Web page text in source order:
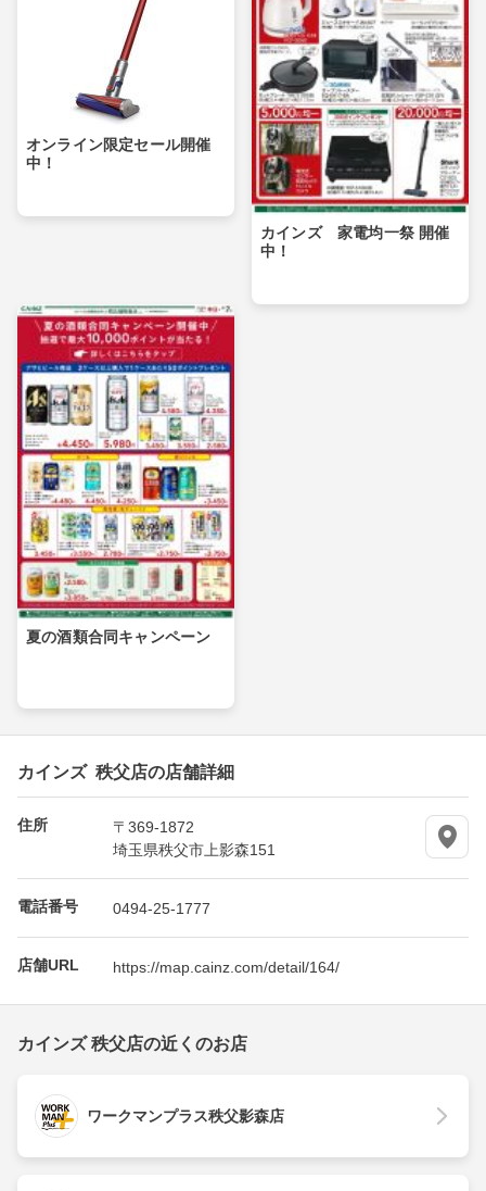
オンライン限定セール開催
中！
カインズ 家電均一祭 開催
中！
夏の酒類合同キャンペーン
カインズ 秩父店の店舗詳細
住所
〒369-1872
埼玉県秩父市上影森151
電話番号 0494-25-1777
店舗URL https://map.cainz.com/detail/164/
カインズ 秩父店の近くのお店
ワークマンプラス秩父影森店